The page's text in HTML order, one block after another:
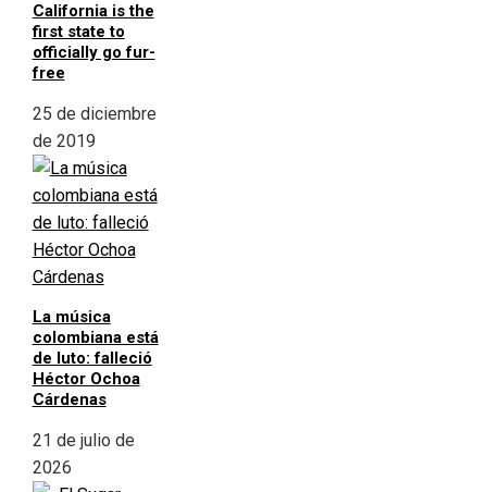
California is the
first state to
officially go fur-
free
25 de diciembre
de 2019
La música
colombiana está
de luto: falleció
Héctor Ochoa
Cárdenas
21 de julio de
2026